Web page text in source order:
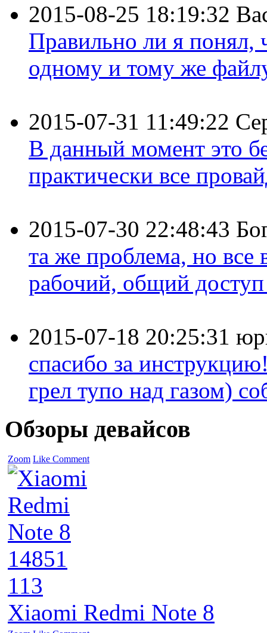
2015-08-25 18:19:32
Правильно ли я понял,
одному и тому же
2015-07-31 11:49:22
В данный момент это
практически все
2015-07-30 22:48:43
та же проблема, но все
рабочий, общий доступ
2015-07-18 20:25:31
спасибо за
грел тупо над газом)
Обзоры девайсов
Zoom Like Comment
14851
113
Xiaomi Redmi Note 8